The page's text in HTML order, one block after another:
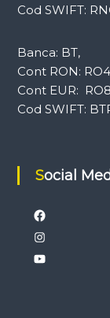
Cod SWIFT:
Banca: BT,
Cont RON:
Cont EUR:
Cod SWIFT:
Social